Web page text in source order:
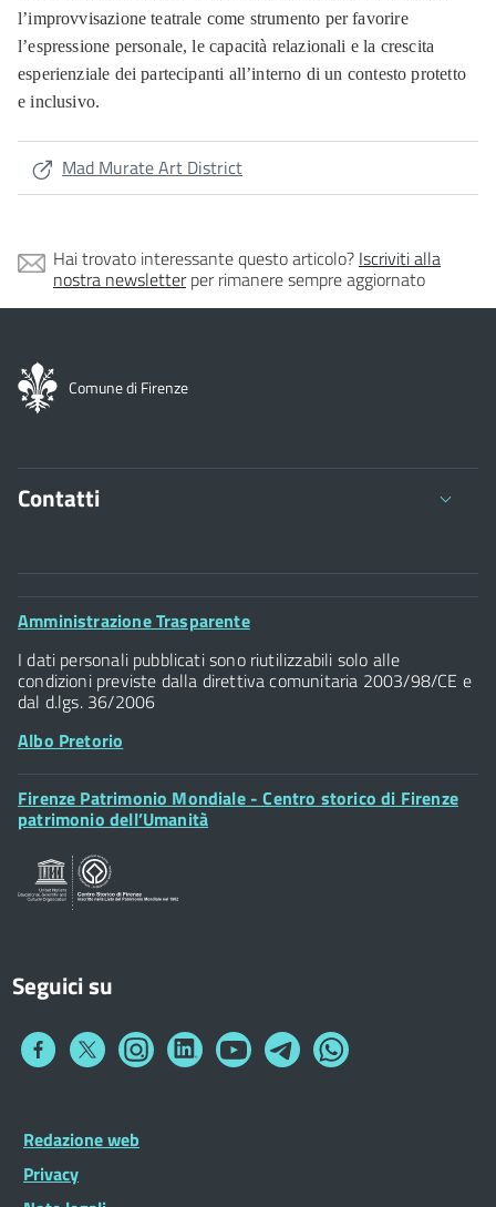
l’improvvisazione teatrale come strumento per favorire
l’espressione personale, le capacità relazionali e la crescita
esperienziale dei partecipanti all’interno di un contesto protetto
e inclusivo.
Mad Murate Art District
Hai trovato interessante questo articolo? Iscriviti alla
nostra newsletterper rimanere sempre aggiornato
Comune di Firenze
Contatti
Comune di Firenze
Palazzo Vecchio
Piazza della Signoria - 50122, Firenze
P.IVA 01307110484
Posta Elettronica Certificata
Footer
Amministrazione Trasparente
I dati personali pubblicati sono riutilizzabili solo alle
condizioni previste dalla direttiva comunitaria 2003/98/CE e
dal d.lgs. 36/2006
Albo Pretorio
Footer
Widget
Firenze Patrimonio Mondiale - Centro storico di Firenze
patrimonio dell’Umanità
Seguici su
Collegamento
Collegamento
a
Collegamento
a
Collegamento
a
Collegamento
a
Collegamento
a
Collegamento
a
Footer
Widget
Footer
menu
Redazione web
Privacy